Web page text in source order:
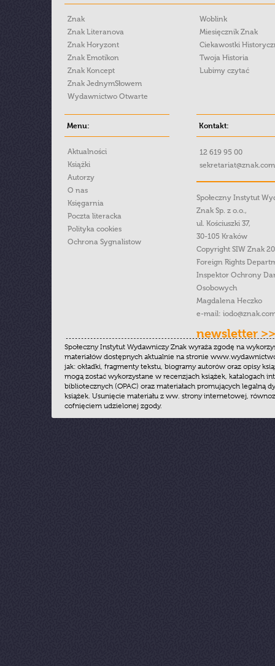
Znak
Znak Literanova
Znak Horyzont
Znak Emotikon
Znak Koncept
Znak JednymSłowem
Wydawnictwo Otwarte
Woblink
Miesięcznik Znak
Ciekawostki
Twoja Historia
Lubimy czytać
Menu:
Aktualności
Książki
Autorzy
O nas
Księgarnia
Poczta literacka
Polityka cookies
Ochrona Sygnalistow
Kontakt:
12 619 95 00
Społeczny Instytut
Znak Sp. z o.o.,
ul. Kościuszki 37,
30-105 Kraków
Copyright SIW Znak
Foreign Rights
Inspektor Ochrony
Osobowych
Magdalena Heczko
e-mail:
newsletter >>
Społeczny Instytut Wydawniczy Znak wyraża zgodę na
materiałów dostępnych aktualnie na stronie
jak: okładki, fragmenty tekstu, biogramy autorów oraz opisy
mogą zostać wykorzystane w recenzjach książek, katalogach
bibliotecznych (OPAC) oraz materiałach promujących legalną
książek. Usunięcie materiału z ww. strony internetowej,
cofnięciem udzielonej zgody.